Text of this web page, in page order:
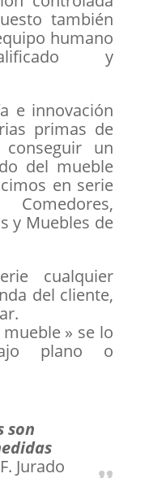
también
humano
y
e innovación
primas de
un
del mueble
en serie
y Muebles de
cualquier
del cliente,
» se lo
plano o
son
Jurado